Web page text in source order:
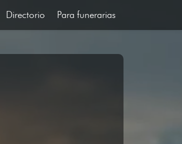
Directorio Para funerarias